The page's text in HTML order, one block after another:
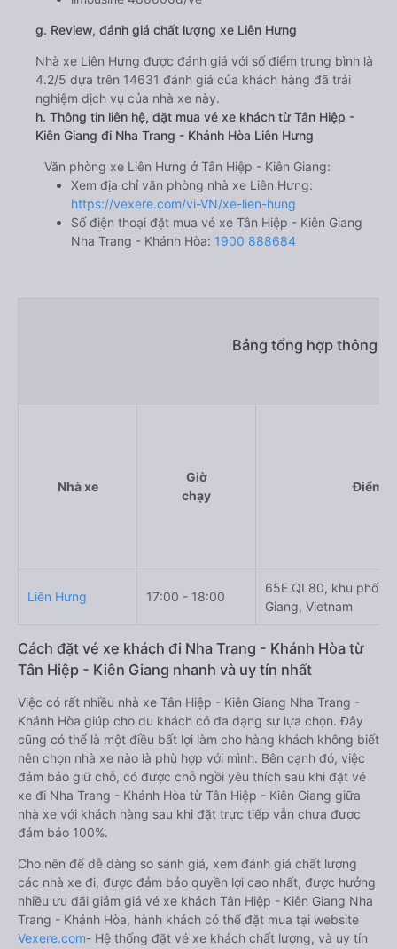
g. Review, đánh giá chất lượng xe Liên Hưng
Nhà xe Liên Hưng được đánh giá với số điểm trung bình là
4.2/5 dựa trên 14631 đánh giá của khách hàng đã trải
nghiệm dịch vụ của nhà xe này.
h. Thông tin liên hệ, đặt mua vé xe khách từ Tân Hiệp -
Kiên Giang đi Nha Trang - Khánh Hòa Liên Hưng
Văn phòng xe Liên Hưng ở Tân Hiệp - Kiên Giang:
Xem địa chỉ văn phòng nhà xe Liên Hưng:
https://vexere.com/vi-VN/xe-lien-hung
Số điện thoại đặt mua vé xe Tân Hiệp - Kiên Giang
Nha Trang - Khánh Hòa: 1900 888684
Bảng tổng hợp thông
Nhà xe
Giờ
chạy
Điểm đi
Liên Hưng 17:00 - 18:00
65E QL80, khu phố B,
Giang, Vietnam
Cách đặt vé xe khách đi Nha Trang - Khánh Hòa từ
Tân Hiệp - Kiên Giang nhanh và uy tín nhất
Việc có rất nhiều nhà xe Tân Hiệp - Kiên Giang Nha Trang -
Khánh Hòa giúp cho du khách có đa dạng sự lựa chọn. Đây
cũng có thể là một điều bất lợi làm cho hàng khách không biết
nên chọn nhà xe nào là phù hợp với mình. Bên cạnh đó, việc
đảm bảo giữ chỗ, có được chỗ ngồi yêu thích sau khi đặt vé
xe đi Nha Trang - Khánh Hòa từ Tân Hiệp - Kiên Giang giữa
nhà xe với khách hàng sau khi đặt trực tiếp vẫn chưa được
đảm bảo 100%.
Cho nên để dễ dàng so sánh giá, xem đánh giá chất lượng
các nhà xe đi, được đảm bảo quyền lợi cao nhất, được hưởng
nhiều ưu đãi giảm giá vé xe khách Tân Hiệp - Kiên Giang Nha
Trang - Khánh Hòa, hành khách có thể đặt mua tại website
Vexere.com- Hệ thống đặt vé xe khách chất lượng, và uy tín